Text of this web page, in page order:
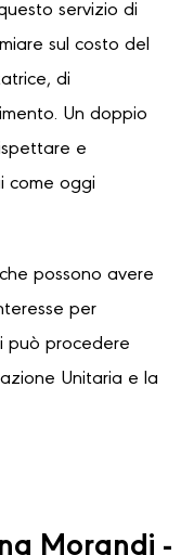
servizio di
sul costo del
di
Un doppio
e
come oggi
possono avere
per
può procedere
Unitaria e la
Morandi -